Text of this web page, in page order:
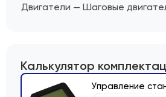
Двигатели — Шаговые
Калькулятор
Управление